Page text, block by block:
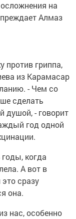
на
Алмаз
против гриппа,
из Карамасар
- Чем со
сделать
душой, - говорит
год одной
когда
А вот в
сразу
она.
нас, особенно